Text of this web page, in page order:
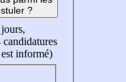
?
informé)